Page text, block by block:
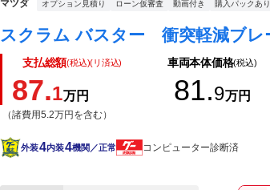
マツダ オプション見積り ローン仮審査 動画付き 購入パックあり
支払総額(税込)(リ済込)
87.1万円
（諸費用5.2万円を含む）
車両本体価格(税込)
81.9万円
外装4内装4機関／正常 コンピューター診断済